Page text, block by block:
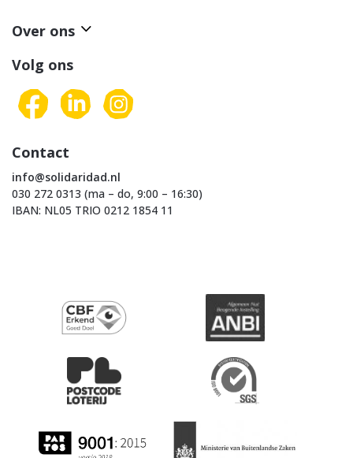
Over ons
Volg ons
Contact
info@solidaridad.nl
030 272 0313 (ma – do, 9:00 – 16:30)
IBAN: NL05 TRIO 0212 1854 11